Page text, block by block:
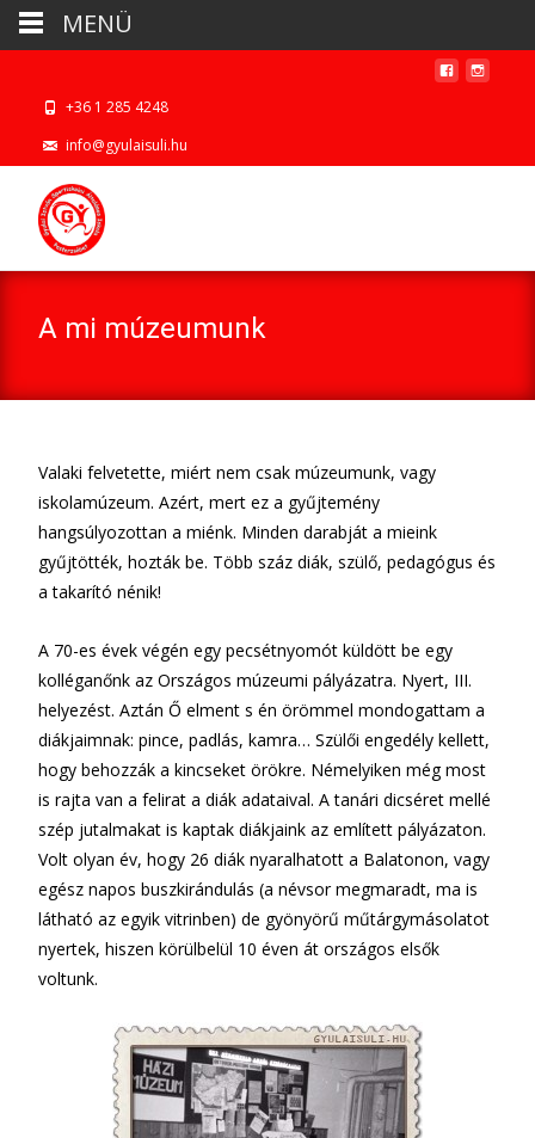
+36 1 285 4248
info@gyulaisuli.hu
A mi múzeumunk
Valaki felvetette, miért nem csak múzeumunk, vagy
iskolamúzeum. Azért, mert ez a gyűjtemény
hangsúlyozottan a miénk. Minden darabját a mieink
gyűjtötték, hozták be. Több száz diák, szülő, pedagógus és
a takarító nénik!
A 70-es évek végén egy pecsétnyomót küldött be egy
kolléganőnk az Országos múzeumi pályázatra. Nyert, III.
helyezést. Aztán Ő elment s én örömmel mondogattam a
diákjaimnak: pince, padlás, kamra… Szülői engedély kellett,
hogy behozzák a kincseket örökre. Némelyiken még most
is rajta van a felirat a diák adataival. A tanári dicséret mellé
szép jutalmakat is kaptak diákjaink az említett pályázaton.
Volt olyan év, hogy 26 diák nyaralhatott a Balatonon, vagy
egész napos buszkirándulás (a névsor megmaradt, ma is
látható az egyik vitrinben) de gyönyörű műtárgymásolatot
nyertek, hiszen körülbelül 10 éven át országos elsők
voltunk.
MENÜ